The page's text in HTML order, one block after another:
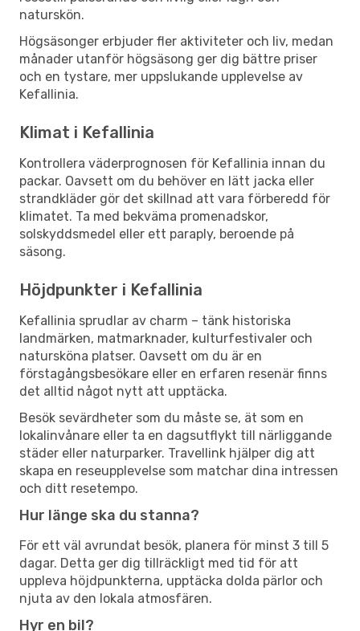
naturskön.
Högsäsonger erbjuder fler aktiviteter och liv, medan
månader utanför högsäsong ger dig bättre priser
och en tystare, mer uppslukande upplevelse av
Kefallinia.
Klimat i Kefallinia
Kontrollera väderprognosen för Kefallinia innan du
packar. Oavsett om du behöver en lätt jacka eller
strandkläder gör det skillnad att vara förberedd för
klimatet. Ta med bekväma promenadskor,
solskyddsmedel eller ett paraply, beroende på
säsong.
Höjdpunkter i Kefallinia
Kefallinia sprudlar av charm – tänk historiska
landmärken, matmarknader, kulturfestivaler och
natursköna platser. Oavsett om du är en
förstagångsbesökare eller en erfaren resenär finns
det alltid något nytt att upptäcka.
Besök sevärdheter som du måste se, ät som en
lokalinvånare eller ta en dagsutflykt till närliggande
städer eller naturparker. Travellink hjälper dig att
skapa en reseupplevelse som matchar dina intressen
och ditt resetempo.
Hur länge ska du stanna?
För ett väl avrundat besök, planera för minst 3 till 5
dagar. Detta ger dig tillräckligt med tid för att
uppleva höjdpunkterna, upptäcka dolda pärlor och
njuta av den lokala atmosfären.
Hyr en bil?